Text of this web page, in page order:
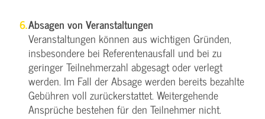
Absagen von Veranstaltungen
Veranstaltungen können aus wichtigen Gründen,
insbesondere bei Referentenausfall und bei zu
geringer Teilnehmerzahl abgesagt oder verlegt
werden. Im Fall der Absage werden bereits bezahlte
Gebühren voll zurückerstattet. Weitergehende
Ansprüche bestehen für den Teilnehmer nicht.